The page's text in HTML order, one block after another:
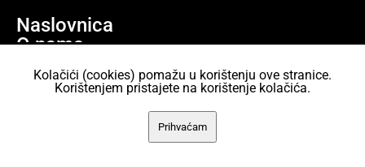
Naslovnica
O nama
Učlani se
Projekti
AKC Attack Sav sadržaj dan je na korištenje pod licencom Creative
Kolačići (cookies) pomažu u korištenju ove stranice.
Korištenjem pristajete na korištenje kolačića.
Prihvaćam